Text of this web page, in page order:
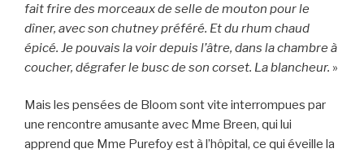
fait frire des morceaux de selle de mouton pour le
dîner, avec son chutney préféré. Et du rhum chaud
épicé. Je pouvais la voir depuis l’âtre, dans la chambre à
coucher, dégrafer le busc de son corset. La blancheur. »
Mais les pensées de Bloom sont vite interrompues par
une rencontre amusante avec Mme Breen, qui lui
apprend que Mme Purefoy est à l’hôpital, ce qui éveille la